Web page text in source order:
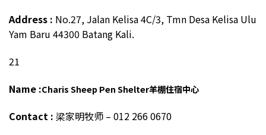
Address : No.27, Jalan Kelisa 4C/3, Tmn Desa Kelisa Ulu
Yam Baru 44300 Batang Kali.
21
Name :Charis Sheep Pen Shelter羊棚住宿中心
Contact : 梁家明牧师 – 012 266 0670